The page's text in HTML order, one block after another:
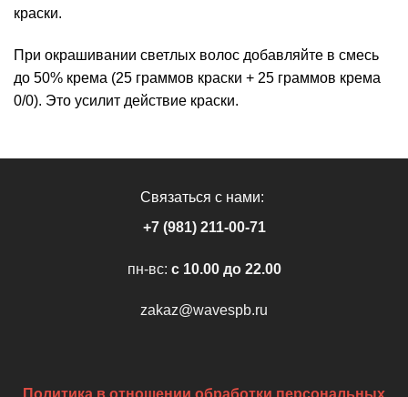
краски.
При окрашивании светлых волос добавляйте в смесь
до 50% крема (25 граммов краски + 25 граммов крема
0/0). Это усилит действие краски.
Связаться с нами:
+7 (981) 211-00-71
пн-вс: c 10.00 до 22.00
zakaz@wavespb.ru
Политика в отношении обработки персональных